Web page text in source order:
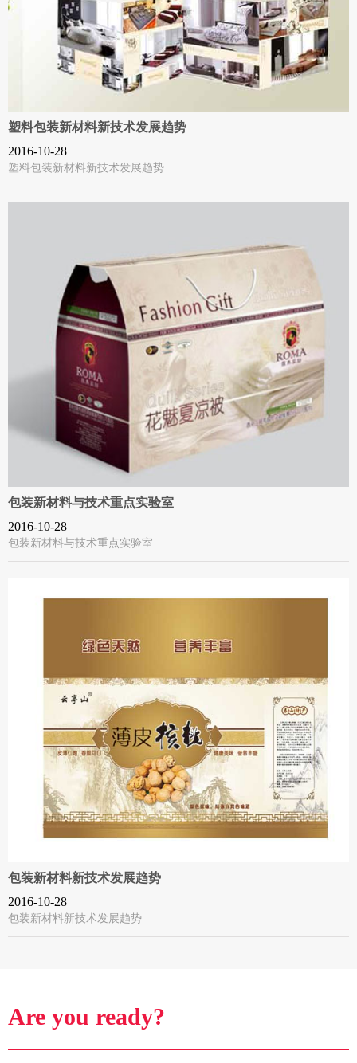
塑料包装新材料新技术发展趋势
2016-10-28
塑料包装新材料新技术发展趋势
包装新材料与技术重点实验室
2016-10-28
包装新材料与技术重点实验室
包装新材料新技术发展趋势
2016-10-28
包装新材料新技术发展趋势
Are you ready?